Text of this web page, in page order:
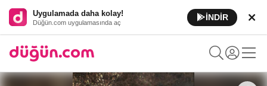
Uygulamada daha kolay!
Düğün.com uygulamasında aç
İNDİR